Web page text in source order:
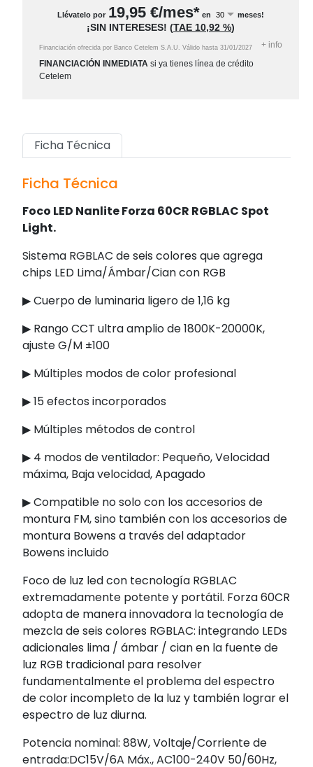
Llévatelo por 19,95 €/mes* en meses!
¡SIN INTERESES! (TAE 10,92 %)
Financiación ofrecida por Banco Cetelem S.A.U. Válido hasta 31/01/2027 + info
FINANCIACIÓN INMEDIATA si ya tienes línea de crédito
Cetelem
Ficha Técnica
Ficha Técnica
Foco LED Nanlite Forza 60CR RGBLAC Spot
Light.
Sistema RGBLAC de seis colores que agrega
chips LED Lima/Ámbar/Cian con RGB
▶ Cuerpo de luminaria ligero de 1,16 kg
▶ Rango CCT ultra amplio de 1800K-20000K,
ajuste G/M ±100
▶ Múltiples modos de color profesional
▶ 15 efectos incorporados
▶ Múltiples métodos de control
▶ 4 modos de ventilador: Pequeño, Velocidad
máxima, Baja velocidad, Apagado
▶ Compatible no solo con los accesorios de
montura FM, sino también con los accesorios de
montura Bowens a través del adaptador
Bowens incluido
Foco de luz led con tecnología RGBLAC
extremadamente potente y portátil. Forza 60CR
adopta de manera innovadora la tecnología de
mezcla de seis colores RGBLAC: integrando LEDs
adicionales lima / ámbar / cian en la fuente de
luz RGB tradicional para resolver
fundamentalmente el problema del espectro
de color incompleto de la luz y también lograr el
espectro de luz diurna.
Potencia nominal: 88W, Voltaje/Corriente de
entrada:DC15V/6A Máx., AC100-240V 50/60Hz,